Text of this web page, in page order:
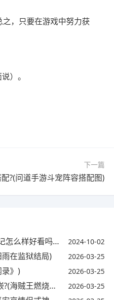
，只要在游戏中努力获
）。
下一篇
?(问道手游斗宠阵容搭配图)
样好看吗知乎) 2024-10-02
在监狱结局) 2026-03-25
》) 2026-03-25
意志宝石镶嵌攻略) 2026-03-25